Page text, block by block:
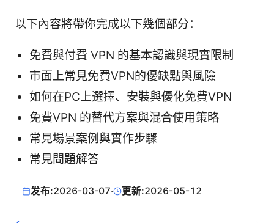
以下內容將帶你完成以下幾個部分：
免費與付費 VPN 的基本認識與現實限制
市面上常見免費VPN的優缺點與風險
如何在PC上選擇、安裝與優化免費VPN
免費VPN 的替代方案與混合使用策略
常見場景案例與實作步驟
常見問題解答
发布:2026-03-07· 更新:2026-05-12